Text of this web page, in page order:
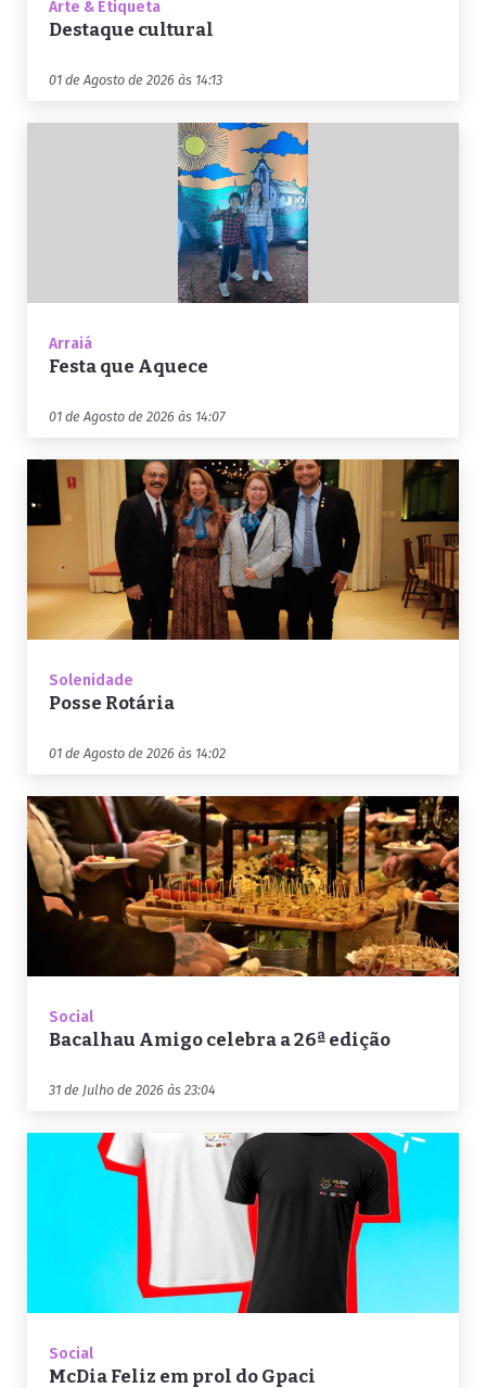
Arte & Etiqueta
Destaque cultural
01 de Agosto de 2026 às 14:13
Arraiá
Festa que Aquece
01 de Agosto de 2026 às 14:07
Solenidade
Posse Rotária
01 de Agosto de 2026 às 14:02
Social
Bacalhau Amigo celebra a 26ª edição
31 de Julho de 2026 às 23:04
Social
McDia Feliz em prol do Gpaci